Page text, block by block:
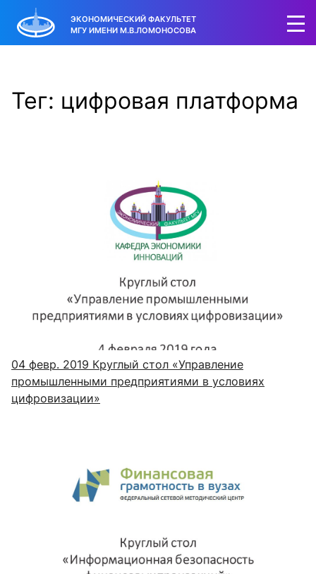
ЭКОНОМИЧЕСКИЙ ФАКУЛЬТЕТ
МГУ ИМЕНИ М.В.ЛОМОНОСОВА
Тег: цифровая платформа
04 февр. 2019 Круглый стол «Управление
промышленными предприятиями в условиях
цифровизации»